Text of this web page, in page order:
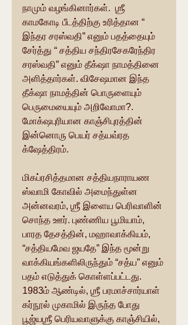
நாமும் வழங்கினார்கள்.  ஶ்ரீ
காமகோடி பீடத்திற்கு உரித்தான “
இந்தர சரஸ்வதி” எனும் பதத்தையும்
சேர்த்து “ சத்திய சந்திரசேகரேந்திர
சரஸ்வதி” எனும் தீக்‌ஷா நாமத்தினை
அளித்தார்கள். விசேஷமான இந்த
தீக்‌ஷா நாமத்தின் பொருளையும்
பெருமையையும் அறிவோமா?.
மோக்‌ஷபுரியான காஞ்சிபுரத்தின்
இன்னொரு பெயர் சத்யவ்ரத
க்‌ஷேத்திரம்.
மிகப்ரசித்தமான சத்தியநாராயண
ஸ்வாமி கோவில் அமைந்துள்ன
அன்னவரம், ஶ்ரீ இளைய பெரிவாளின்
சொந்த ஊர். புண்ணிய பூமியாம்,
பாரத தேசத்தின், மஹாவாக்கியம்,
“சத்தியமேவ ஜயதே” இந்த மூன்று
வாக்கியங்களிலிருந்தும் “சத்ய” எனும்
பதம் எடுத்துக் கொள்ளப்பட்டது.
1983ம் ஆண்டில், ஶ்ரீ பரமாச்சார்யாள்
கர்நூல் முகாமில் இருந்த போது
பூஜ்யஶ்ரீ பெரியவாளுக்கு காஞ்சியில்,